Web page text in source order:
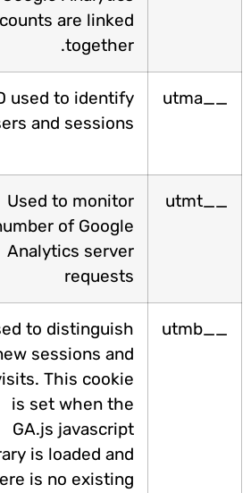
accounts are linked
together.
ID used to identify
users and sessions
Used to monitor
number of Google
Analytics server
requests
Used to distinguish
new sessions and
visits. This cookie
is set when the
GA.js javascript
library is loaded and
there is no existing